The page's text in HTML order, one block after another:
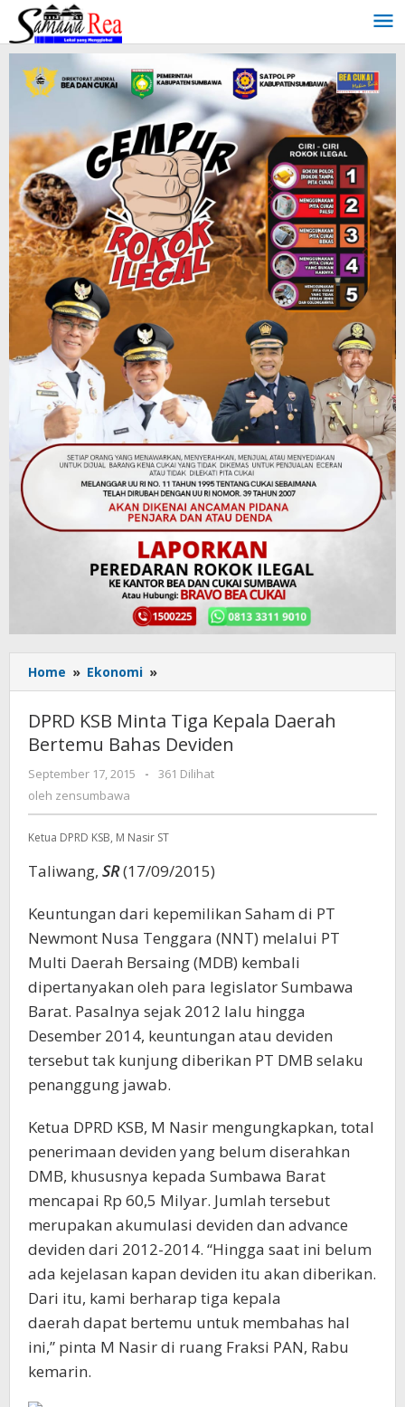
Lewati
konten
Home » Ekonomi »
KSB
Tiga
Kepala
Daerah
DPRD KSB Minta Tiga Kepala Daerah
Bertemu Bahas Deviden
September 17, 2015
oleh
-
361 Dilihat
oleh zensumbawa
Ketua DPRD KSB, M Nasir ST
Taliwang, SR(17/09/2015)
Keuntungan dari kepemilikan Saham di PT
Newmont Nusa Tenggara (NNT) melalui PT
Multi Daerah Bersaing (MDB) kembali
dipertanyakan oleh para legislator Sumbawa
Barat. Pasalnya sejak 2012 lalu hingga
Desember 2014, keuntungan atau deviden
tersebut tak kunjung diberikan PT DMB selaku
penanggung jawab.
Ketua DPRD KSB, M Nasir mengungkapkan, total
penerimaan deviden yang belum diserahkan
DMB, khususnya kepada Sumbawa Barat
mencapai Rp 60,5 Milyar. Jumlah tersebut
merupakan akumulasi deviden dan advance
deviden dari 2012-2014. “Hingga saat ini belum
ada kejelasan kapan deviden itu akan diberikan.
Dari itu, kami berharap tiga kepala
daerah dapat bertemu untuk membahas hal
ini,” pinta M Nasir di ruang Fraksi PAN, Rabu
kemarin.